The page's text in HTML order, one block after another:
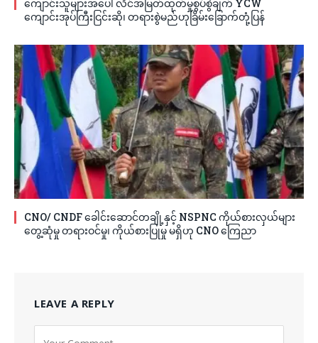
ကျောင်းသူများအပေါ် လိင်အမြတ်ထုတ်မှုစွပ်စွဲချက် YCW
ကျောင်းအုပ်ကြီးငြင်းဆို၊ တရားစွဲမည်ဟုခြိမ်းခြောက်တုံ့ပြန်
CNO/ CNDF ခေါင်းဆောင်တချို့နှင့် NSPNC ကိုယ်စားလှယ်များ
တွေ့ဆုံမှု တရားဝင်မှု၊ ကိုယ်စားပြုမှု မရှိဟု CNO ကြေညာ
LEAVE A REPLY